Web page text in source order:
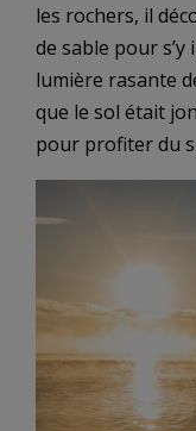
les rochers, il
de sable pour
lumière rasante
que le sol était
pour profiter du